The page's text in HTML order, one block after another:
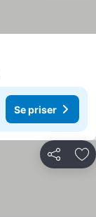
Se priser
Del